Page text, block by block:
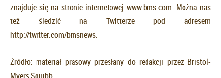
znajduje się na stronie internetowej www.bms.com. Można nas
też śledzić na Twitterze pod adresem
http://twitter.com/bmsnews.
Źródło: materiał prasowy przesłany do redakcji przez Bristol-
Myers Squibb